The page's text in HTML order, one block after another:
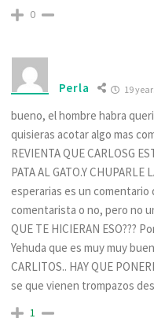
0
Perla 19
bueno, el hombre habra
quisieras acotar algo mas
REVIENTA QUE CARLOSG
PATA AL GATO.Y
esperarias es un
comentarista o no, pero no
QUE TE HICIERAN ESO???
Yehuda que es muy muy
CARLITOS.. HAY QUE
se que vienen trompazos
1